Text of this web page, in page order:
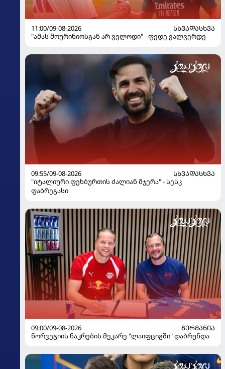
11:00/09-08-2026
ᲡᲮᲕᲐᲓᲐᲡᲮᲕᲐ
"ამას მოურინიოსგან არ ველოდი" - ფედე ვალვერდე
09:55/09-08-2026
ᲡᲮᲕᲐᲓᲐᲡᲮᲕᲐ
"იტალიური ფეხბურთის ძალიან მჯერა" - სესკ
ფაბრეგასი
09:00/09-08-2026
ᲒᲔᲠᲛᲐᲜᲘᲐ
ნორვეგიის ნაკრების მეკარე "ლაიფციგში" დაბრუნდა